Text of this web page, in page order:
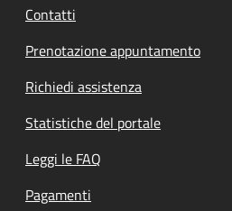
Contatti
Prenotazione appuntamento
Richiedi assistenza
Statistiche del portale
Leggi le FAQ
Pagamenti